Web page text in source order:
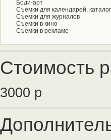
Боди-арт
Съемки для календарей,
Съемки для журналов
Съемки в кино
Съемки в рекламе
Стоимость
3000 р